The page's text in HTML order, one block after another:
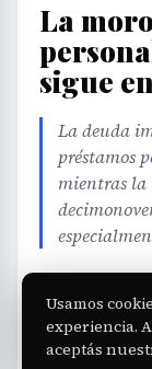
La
sigue
La deuda
préstamos
mientras la
EDITORIAL TEAM·Jul
Usamos
experiencia.
aceptás